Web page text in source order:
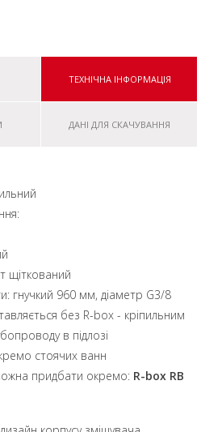
ТЕХНІЧНА ІНФОРМАЦІЯ
ДАНІ ДЛЯ СКАЧУВАННЯ
щіткований
гнучкий 960 мм, діаметр G3/8
без R-box - кріпильним
в підлозі
стоячих ванн
придбати окремо: R-box RB